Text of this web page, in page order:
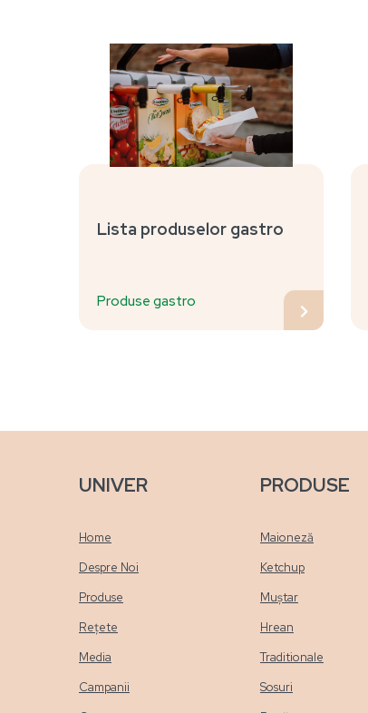
Lista produselor gastro
Produse gastro
UNIVER
Home
Despre Noi
Produse
Rețete
Media
Campanii
PRODUSE
Maioneză
Ketchup
Muștar
Hrean
Traditionale
Sosuri